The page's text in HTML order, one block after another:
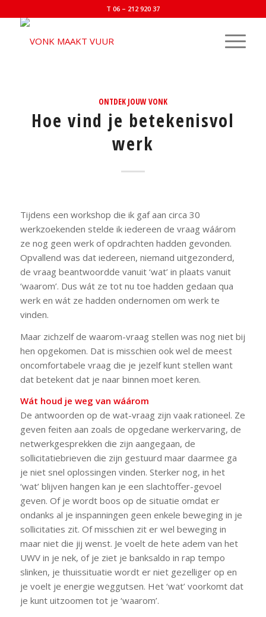
T 06 – 212 920 37
ONTDEK JOUW VONK
Hoe vind je betekenisvol
werk
Tijdens een workshop die ik gaf aan circa 30
werkzoekenden stelde ik iedereen de vraag wáárom
ze nog geen werk of opdrachten hadden gevonden.
Opvallend was dat iedereen, niemand uitgezonderd,
de vraag beantwoordde vanuit ‘wat’ in plaats vanuit
‘waarom’. Dus wát ze tot nu toe hadden gedaan qua
werk en wát ze hadden ondernomen om werk te
vinden.
Maar zichzelf de waarom-vraag stellen was nog niet bij
hen opgekomen. Dat is misschien ook wel de meest
oncomfortabele vraag die je jezelf kunt stellen want
dat betekent dat je naar binnen moet keren.
Wát houd je weg van wáárom
De antwoorden op de wat-vraag zijn vaak rationeel. Ze
geven feiten aan zoals de opgedane werkervaring, de
netwerkgesprekken die zijn aangegaan, de
sollicitatiebrieven die zijn gestuurd maar daarmee ga
je niet snel oplossingen vinden. Sterker nog, in het
‘wat’ blijven hangen kan je een slachtoffer-gevoel
geven. Of je wordt boos op de situatie omdat er
ondanks al je inspanningen geen enkele beweging in je
sollicitaties zit. Of misschien zit er wel beweging in
maar niet die jij wenst. Je voelt de hete adem van het
UWV in je nek, of je ziet je banksaldo in rap tempo
slinken, je thuissituatie wordt er niet gezelliger op en
je voelt je energie weggutsen. Het ‘wat’ voorkomt dat
je kunt uitzoomen tot je ‘waarom’.